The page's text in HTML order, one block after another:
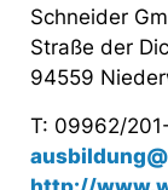
Schneider
Straße der
94559
T: 09962/